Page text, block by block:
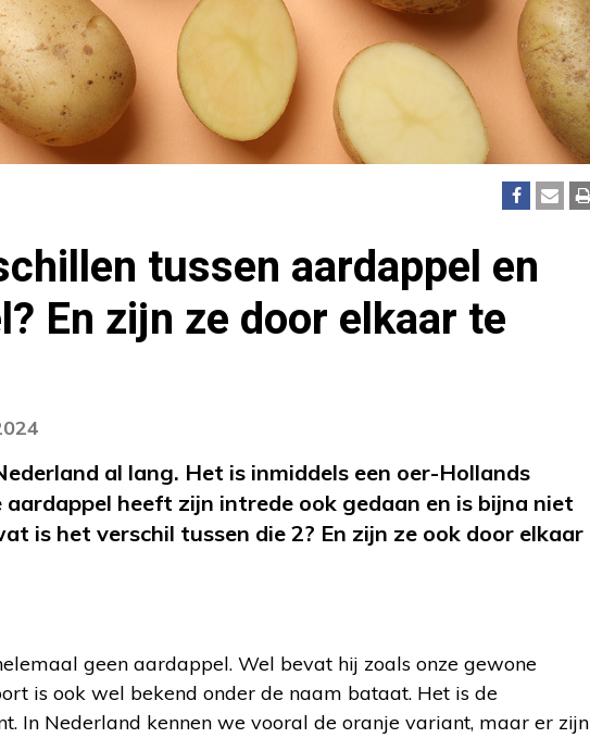
tussen aardappel en
En zijn ze door elkaar te
al lang. Het is inmiddels een oer-Hollands
heeft zijn intrede ook gedaan en is bijna niet
is het verschil tussen die 2? En zijn ze ook door elkaar
geen aardappel. Wel bevat hij zoals onze gewone
is ook wel bekend onder de naam bataat. Het is de
In Nederland kennen we vooral de oranje variant, maar er zijn